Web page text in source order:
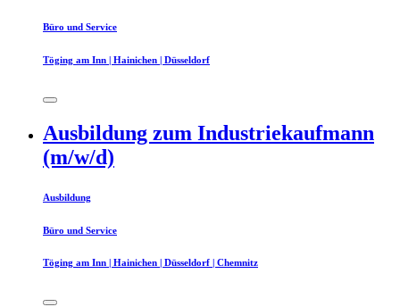
Büro und Service
Töging am Inn | Hainichen | Düsseldorf
Ausbildung zum Industriekaufmann
(m/w/d)
Ausbildung
Büro und Service
Töging am Inn | Hainichen | Düsseldorf | Chemnitz